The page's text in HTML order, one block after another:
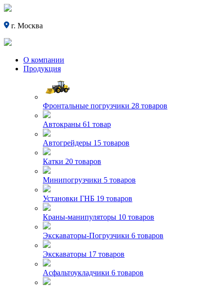
г. Москва
О компании
Продукция
Фронтальные погрузчики 28 товаров
Автокраны 61 товар
Автогрейдеры 15 товаров
Катки 20 товаров
Минипогрузчики 5 товаров
Установки ГНБ 19 товаров
Краны-манипуляторы 10 товаров
Экскаваторы-Погрузчики 6 товаров
Экскаваторы 17 товаров
Асфальтоукладчики 6 товаров